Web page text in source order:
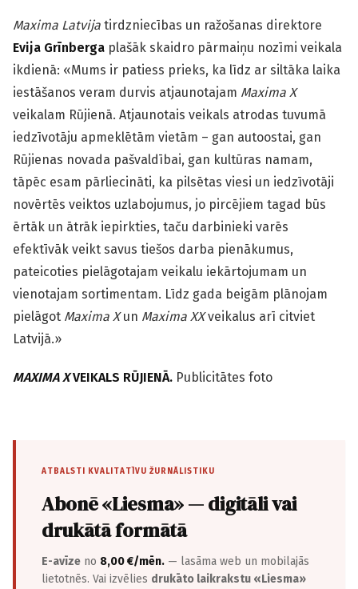
Maxima Latvija tirdzniecības un ražošanas direktore
Evija Grīnberga plašāk skaidro pārmaiņu nozīmi veikala
ikdienā: «Mums ir patiess prieks, ka līdz ar siltāka laika
iestāšanos veram durvis atjaunotajam Maxima X
veikalam Rūjienā. Atjaunotais veikals atrodas tuvumā
iedzīvotāju apmeklētām vietām – gan autoostai, gan
Rūjienas novada pašvaldībai, gan kultūras namam,
tāpēc esam pārliecināti, ka pilsētas viesi un iedzīvotāji
novērtēs veiktos uzlabojumus, jo pircējiem tagad būs
ērtāk un ātrāk iepirkties, taču darbinieki varēs
efektīvāk veikt savus tiešos darba pienākumus,
pateicoties pielāgotajam veikalu iekārtojumam un
vienotajam sortimentam. Līdz gada beigām plānojam
pielāgot Maxima Xun Maxima XXveikalus arī citviet
Latvijā.»
MAXIMA XVEIKALS RŪJIENĀ. Publicitātes foto
ATBALSTI KVALITATĪVU ŽURNĀLISTIKU
Abonē «Liesma» — digitāli vai
drukātā formātā
E-avīze no 8,00 €/mēn. — lasāma web un mobilajās
lietotnēs. Vai izvēlies drukāto laikrakstu «Liesma»